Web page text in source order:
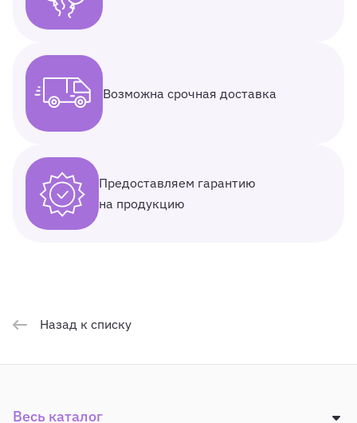
Возможна срочная доставка
Предоставляем гарантию
на продукцию
Назад к списку
Весь каталог